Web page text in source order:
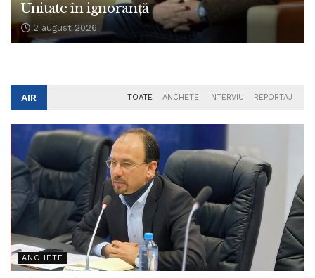
Unitate în ignoranță
2 august 2026
AIR TOATE ANCHETE INTERVIU REPORTAJ
ANCHETE